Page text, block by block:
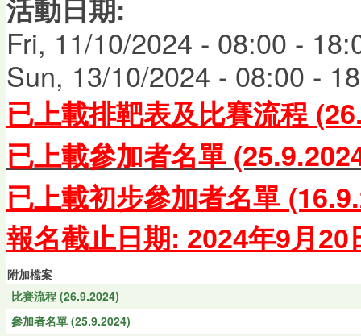
活動日期:
Fri, 11/10/2024 - 08:00 -
Sun, 13/10/2024 - 08:00 -
已上載排靶表及比賽流程 (26
已上載參加者名單
已上載初步參加者名單
報名截止日期: 2024年9月20
附加檔案
比賽流程 (26.9.2024)
參加者名單 (25.9.2024)